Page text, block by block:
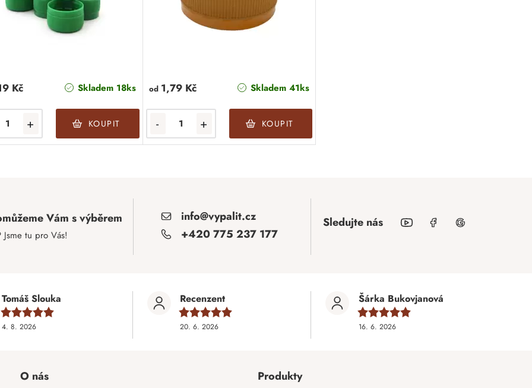
Kč Skladem 18ks
+ KOUPIT
od 1,79 Kč Skladem 41ks
- + KOUPIT
Vám s výběrem
tu pro Vás!
info@vypalit.cz
+420 775 237 177
Sledujte nás
Tomáš Slouka
4. 8. 2026
Recenzent
20. 6. 2026
Šárka Bukovjanová
16. 6. 2026
O nás Produkty